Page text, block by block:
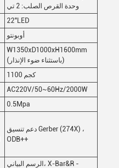
وحدة القرص الصلب: 2 تي
22"LED
أوبونتو
W1350xD1000xH1600mm
(باستثناء ضوء الإنذار)
1100 كجم
AC220V/50~60Hz/2000W
0.5Mpa
دعم تنسيق Gerber (274X) ،
ODB++
الرسم البياني، X-Bar&R -